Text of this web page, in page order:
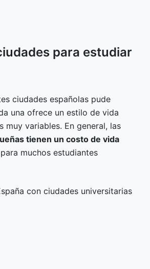
para estudiar
ciudades españolas pude
una ofrece un estilo de vida
muy variables. En general, las
tienen un costo de vida
muchos estudiantes
con ciudades universitarias